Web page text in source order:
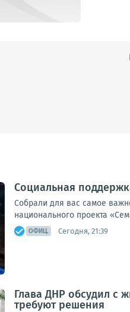
Социальная
Собрали для вас самое
национального проекта
ОФИЦ. Сегодня, 21:39
Глава ДНР обсудил с
требуют решения